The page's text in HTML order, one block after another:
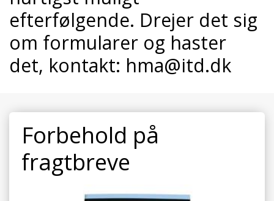
efterfølgende. Drejer det sig
om formularer og haster
det, kontakt: hma@itd.dk
Forbehold på
fragtbreve